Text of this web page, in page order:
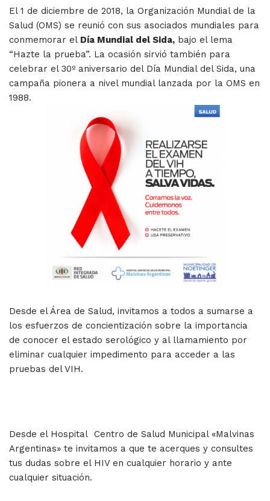
El 1 de diciembre de 2018, la Organización Mundial de la
Salud (OMS) se reunió con sus asociados mundiales para
conmemorar el Día Mundial del Sida, bajo el lema
“Hazte la prueba”. La ocasión sirvió también para
celebrar el 30º aniversario del Día Mundial del Sida, una
campaña pionera a nivel mundial lanzada por la OMS en
1988.
Desde el Área de Salud, invitamos a todos a sumarse a
los esfuerzos de concientización sobre la importancia
de conocer el estado serológico y al llamamiento por
eliminar cualquier impedimento para acceder a las
pruebas del VIH.
Desde el Hospital Centro de Salud Municipal «Malvinas
Argentinas» te invitamos a que te acerques y consultes
tus dudas sobre el HIV en cualquier horario y ante
cualquier situación.